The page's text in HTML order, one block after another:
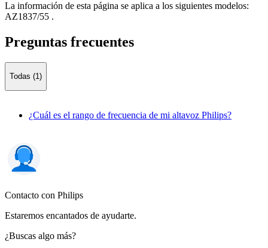
La información de esta página se aplica a los siguientes modelos:
AZ1837/55 .
Preguntas frecuentes
Todas (1)
¿Cuál es el rango de frecuencia de mi altavoz Philips?
Contacto con Philips
Estaremos encantados de ayudarte.
¿Buscas algo más?